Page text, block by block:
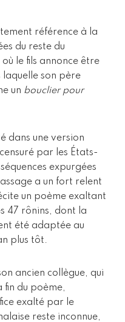
référence à la
du reste du
le fils annonce être
son père
un bouclier pour
dans une version
par les États-
expurgées
a un fort relent
un poème exaltant
47 rônins, dont la
été adaptée au
plus tôt.
ancien collègue, qui
fin du poème,
exalté par le
reste inconnue,